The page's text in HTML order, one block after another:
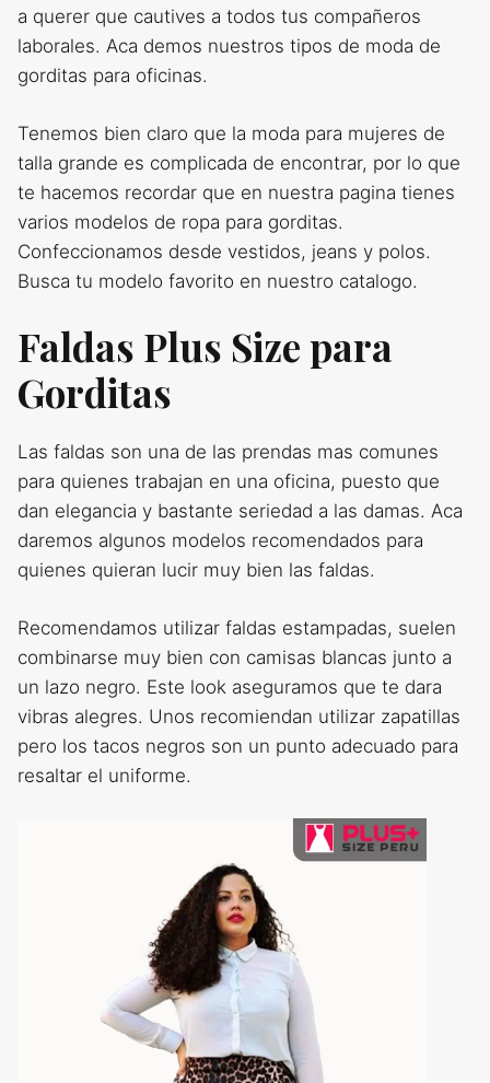
a querer que cautives a todos tus compañeros
laborales. Aca demos nuestros tipos de moda de
gorditas para oficinas.
Tenemos bien claro que la moda para mujeres de
talla grande es complicada de encontrar, por lo que
te hacemos recordar que en nuestra pagina tienes
varios modelos de ropa para gorditas.
Confeccionamos desde vestidos, jeans y polos.
Busca tu modelo favorito en nuestro catalogo.
Faldas Plus Size para
Gorditas
Las faldas son una de las prendas mas comunes
para quienes trabajan en una oficina, puesto que
dan elegancia y bastante seriedad a las damas. Aca
daremos algunos modelos recomendados para
quienes quieran lucir muy bien las faldas.
Recomendamos utilizar faldas estampadas, suelen
combinarse muy bien con camisas blancas junto a
un lazo negro. Este look aseguramos que te dara
vibras alegres. Unos recomiendan utilizar zapatillas
pero los tacos negros son un punto adecuado para
resaltar el uniforme.